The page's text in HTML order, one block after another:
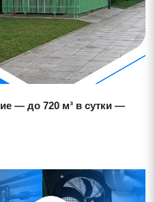
— до 720 м³ в сутки —